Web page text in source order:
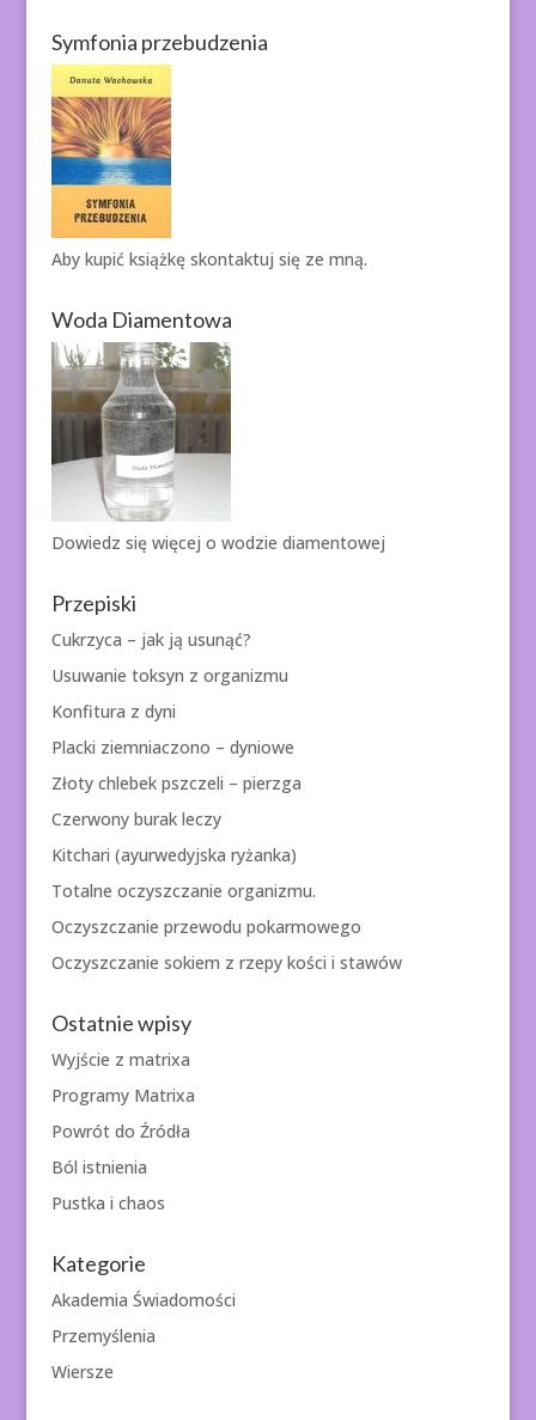
Symfonia przebudzenia
Aby kupić książkę skontaktuj się ze mną.
Woda Diamentowa
Dowiedz się więcej o wodzie diamentowej
Przepiski
Cukrzyca – jak ją usunąć?
Usuwanie toksyn z organizmu
Konfitura z dyni
Placki ziemniaczono – dyniowe
Złoty chlebek pszczeli – pierzga
Czerwony burak leczy
Kitchari (ayurwedyjska ryżanka)
Totalne oczyszczanie organizmu.
Oczyszczanie przewodu pokarmowego
Oczyszczanie sokiem z rzepy kości i stawów
Ostatnie wpisy
Wyjście z matrixa
Programy Matrixa
Powrót do Źródła
Ból istnienia
Pustka i chaos
Kategorie
Akademia Świadomości
Przemyślenia
Wiersze